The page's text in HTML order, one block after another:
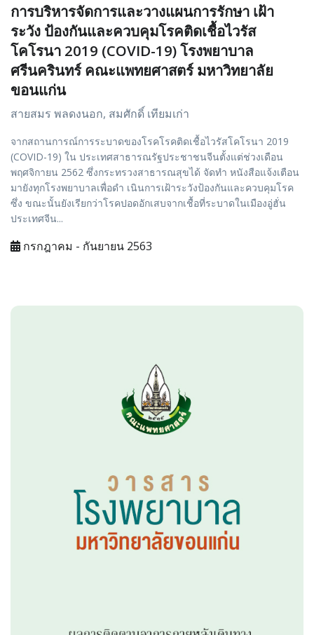
การบริหารจัดการและวางแผนการรักษา เฝ้า
ระวัง ป้องกันและควบคุมโรคติดเชื้อไวรัส
โคโรนา 2019 (COVID-19) โรงพยาบาล
ศรีนครินทร์ คณะแพทยศาสตร์ มหาวิทยาลัย
ขอนแก่น
สายสมร พลดงนอก, สมศักดิ์ เทียมเก่า
จากสถานการณ์การระบาดของโรคโรคติดเชื้อไวรัสโคโรนา 2019
(COVID-19) ใน ประเทศสาธารณรัฐประชาชนจีนตั้งแต่ช่วงเดือน
พฤศจิกายน 2562 ซึ่งกระทรวงสาธารณสุขได้ จัดทำ หนังสือแจ้งเตือน
มายังทุกโรงพยาบาลเพื่อดำ เนินการเฝ้าระวังป้องกันและควบคุมโรค
ซึ่ง ขณะนั้นยังเรียกว่าโรคปอดอักเสบจากเชื้อที่ระบาดในเมืองอู่ฮั่น
ประเทศจีน...
กรกฎาคม - กันยายน 2563